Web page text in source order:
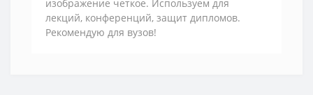
изображение четкое. Используем для
лекций, конференций, защит дипломов.
Рекомендую для вузов!